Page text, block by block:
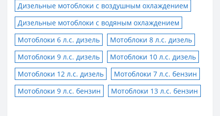
Дизельные мотоблоки с воздушным охлаждением
Дизельные мотоблоки с водяным охлаждением
Мотоблоки 6 л.с. дизель
Мотоблоки 8 л.с. дизель
Мотоблоки 9 л.с. дизель
Мотоблоки 10 л.с. дизель
Мотоблоки 12 л.с. дизель
Мотоблоки 7 л.с. бензин
Мотоблоки 9 л.с. бензин
Мотоблоки 13 л.с. бензин